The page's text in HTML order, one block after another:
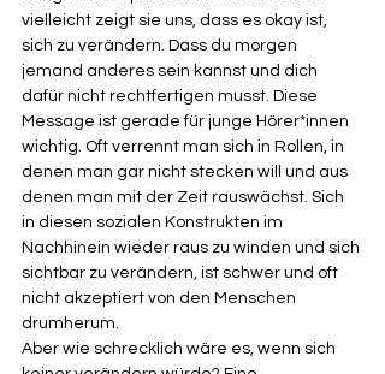
vielleicht zeigt sie uns, dass es okay ist,
sich zu verändern. Dass du morgen
jemand anderes sein kannst und dich
dafür nicht rechtfertigen musst. Diese
Message ist gerade für junge Hörer*innen
wichtig. Oft verrennt man sich in Rollen, in
denen man gar nicht stecken will und aus
denen man mit der Zeit rauswächst. Sich
in diesen sozialen Konstrukten im
Nachhinein wieder raus zu winden und sich
sichtbar zu verändern, ist schwer und oft
nicht akzeptiert von den Menschen
drumherum.
Aber wie schrecklich wäre es, wenn sich